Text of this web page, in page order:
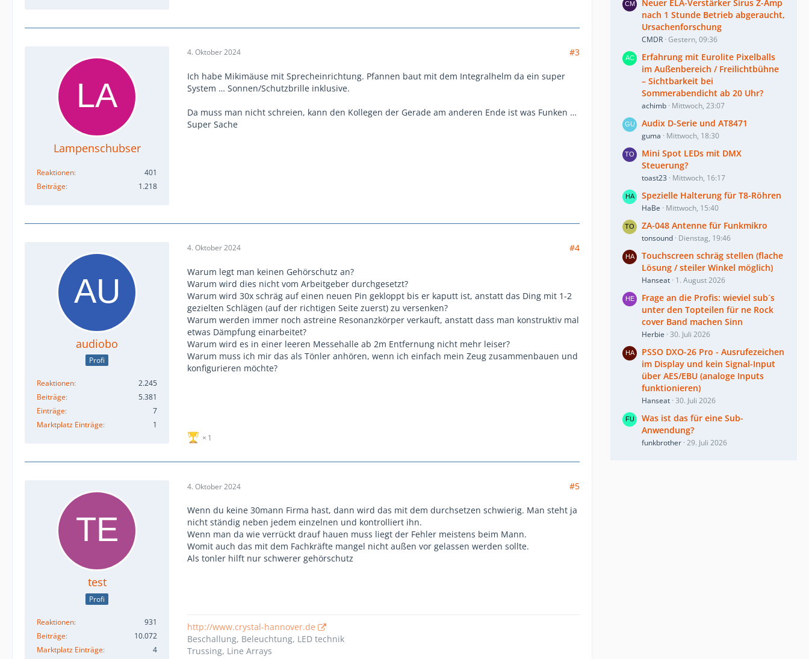
Lampenschubser
Reaktionen
401
Beiträge
1.218
4. Oktober 2024 #3
Ich habe Mikimäuse mit Sprecheinrichtung. Pfannen baut mit dem Integralhelm da ein super
System … Sonnen/Schutzbrille inklusive.
Da muss man nicht schreien, kann den Kollegen der Gerade am anderen Ende ist was Funken …
Super Sache
audiobo
Profi
Reaktionen
2.245
Beiträge
5.381
Einträge
7
Marktplatz Einträge
1
4. Oktober 2024 #4
Warum legt man keinen Gehörschutz an?
Warum wird dies nicht vom Arbeitgeber durchgesetzt?
Warum wird 30x schräg auf einen neuen Pin gekloppt bis er kaputt ist, anstatt das Ding mit 1-2
gezielten Schlägen (auf der richtigen Seite zuerst) zu versenken?
Warum werden immer noch astreine Resonanzkörper verkauft, anstatt dass man konstruktiv mal
etwas Dämpfung einarbeitet?
Warum wird es in einer leeren Messehalle ab 2m Entfernung nicht mehr leiser?
Warum muss ich mir das als Tönler anhören, wenn ich einfach mein Zeug zusammenbauen und
konfigurieren möchte?
1
test
Profi
Reaktionen
931
Beiträge
10.072
Marktplatz Einträge
4
4. Oktober 2024 #5
Wenn du keine 30mann Firma hast, dann wird das mit dem durchsetzen schwierig. Man steht ja
nicht ständig neben jedem einzelnen und kontrolliert ihn.
Wenn man da wie verrückt drauf hauen muss liegt der Fehler meistens beim Mann.
Womit auch das mit dem Fachkräfte mangel nicht außen vor gelassen werden sollte.
Als tonler hilft nur schwerer gehörschutz
http://www.crystal-hannover.de
Beschallung, Beleuchtung, LED technik
Trussing, Line Arrays
Neuer ELA-Verstärker Sirus Z-Amp
nach 1 Stunde Betrieb abgeraucht,
Ursachenforschung
CMDR Gestern, 09:36
Erfahrung mit Eurolite Pixelballs
im Außenbereich / Freilichtbühne
– Sichtbarkeit bei
Sommerabendicht ab 20 Uhr?
achimb Mittwoch, 23:07
Audix D-Serie und AT8471
guma Mittwoch, 18:30
Mini Spot LEDs mit DMX
Steuerung?
toast23 Mittwoch, 16:17
Spezielle Halterung für T8-Röhren
HaBe Mittwoch, 15:40
ZA-048 Antenne für Funkmikro
tonsound Dienstag, 19:46
Touchscreen schräg stellen (flache
Lösung / steiler Winkel möglich)
Hanseat 1. August 2026
Frage an die Profis: wieviel sub´s
unter den Topteilen für ne Rock
cover Band machen Sinn
Herbie 30. Juli 2026
PSSO DXO-26 Pro - Ausrufezeichen
im Display und kein Signal-Input
über AES/EBU (analoge Inputs
funktionieren)
Hanseat 30. Juli 2026
Was ist das für eine Sub-
Anwendung?
funkbrother 29. Juli 2026